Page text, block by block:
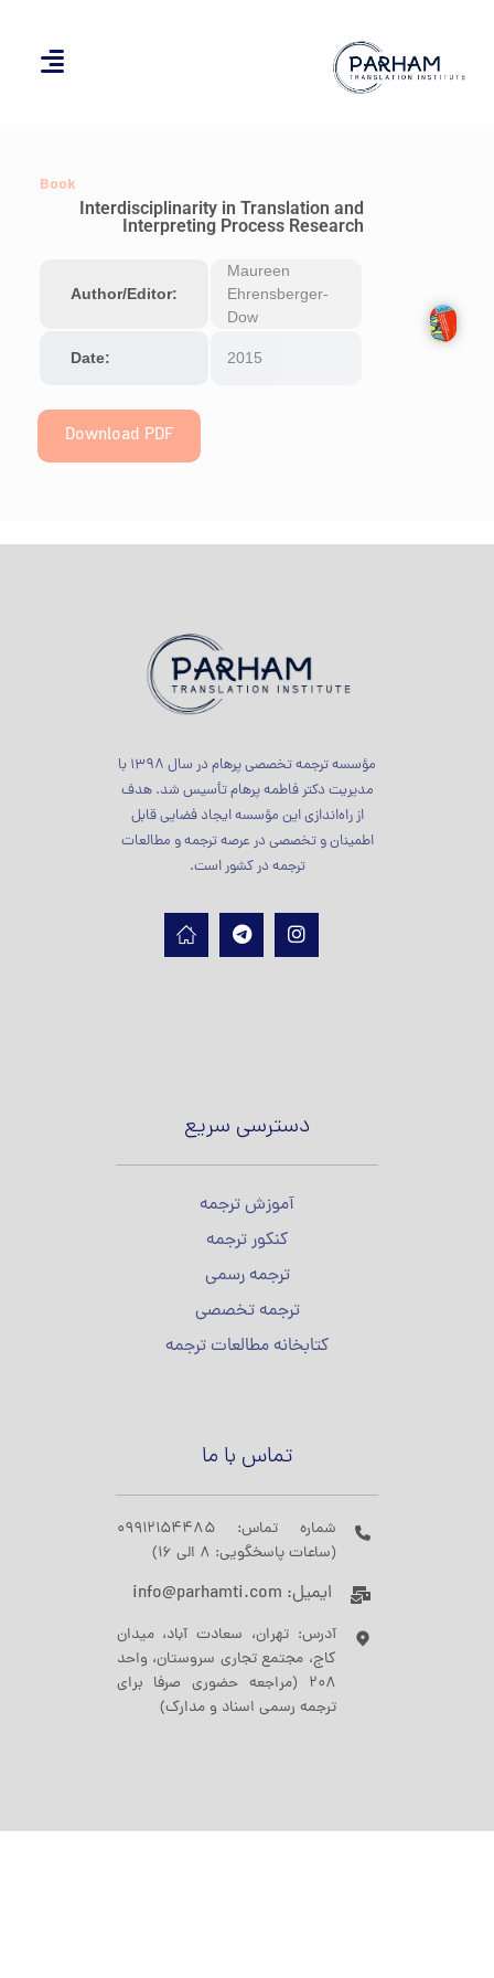
Book
Interdisciplinarity in Translation and
Interpreting Process Research
Author/Editor:
Maureen
Ehrensberger-
Dow
Date: 2015
Download PDF
مؤسسه ترجمه تخصصی پرهام در سال 1398 با
مدیریت دکتر فاطمه پرهام تأسیس شد. هدف
از راه‌اندازی این مؤسسه ایجاد فضایی قابل
اطمینان و تخصصی در عرصه ترجمه و مطالعات
ترجمه در کشور است.
دسترسی سریع
آموزش ترجمه
کنکور ترجمه
ترجمه رسمی
ترجمه تخصصی
کتابخانه مطالعات ترجمه
تماس با ما
شماره تماس: 09912154485
(ساعات پاسخگویی: 8 الی 16)
ایمیل: info@parhamti.com
آدرس: تهران، سعادت آباد، میدان
کاج، مجتمع تجاری سروستان، واحد
208 (مراجعه حضوری صرفا برای
ترجمه رسمی اسناد و مدارک)